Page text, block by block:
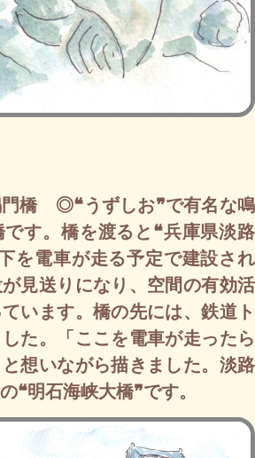
門橋 ◎❝うずしお❞で有名な鳴
です。橋を渡ると❝兵庫県淡路
を電車が走る予定で建設され
見送りになり、空間の有効活
います。橋の先には、鉄道ト
た。「ここを電車が走ったら
想いながら描きました。淡路
❝明石海峡大橋❞です。